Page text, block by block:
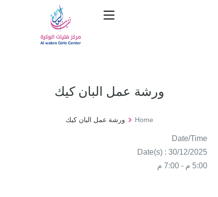
ورشة عمل البان كيك
Home ورشة عمل البان كيك
Date/Time
Date(s) : 30/12/2025
5:00 م - 7:00 م